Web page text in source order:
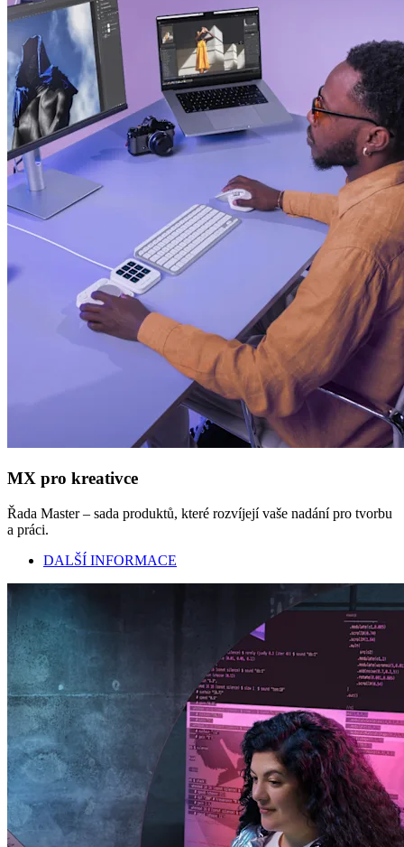
MX pro kreativce
Řada Master – sada produktů, které rozvíjejí vaše nadání pro tvorbu
a práci.
DALŠÍ INFORMACE